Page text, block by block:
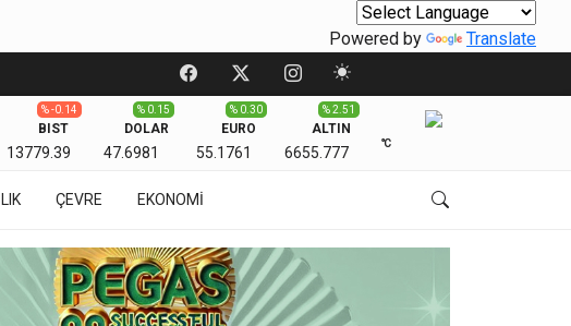
Powered by Translate
BIST
13779.39
% -0.14
DOLAR
47.6981
% 0.15
EURO
55.1761
% 0.30
ALTIN
6655.777
% 2.51
℃
ÇEVRE EKONOMİ